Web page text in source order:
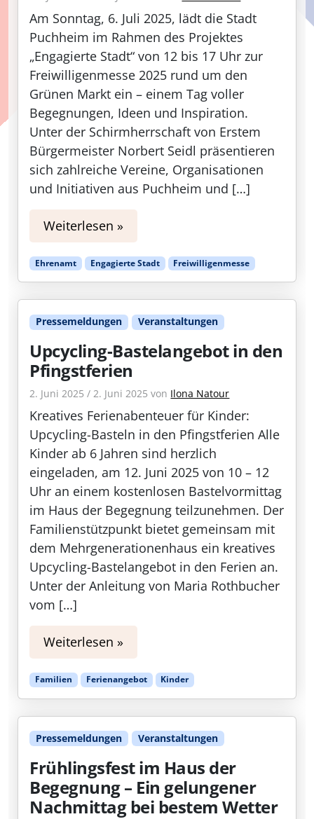
Am Sonntag, 6. Juli 2025, lädt die Stadt
Puchheim im Rahmen des Projektes
„Engagierte Stadt“ von 12 bis 17 Uhr zur
Freiwilligenmesse 2025 rund um den
Grünen Markt ein – einem Tag voller
Begegnungen, Ideen und Inspiration.
Unter der Schirmherrschaft von Erstem
Bürgermeister Norbert Seidl präsentieren
sich zahlreiche Vereine, Organisationen
und Initiativen aus Puchheim und […]
Weiterlesen »
Ehrenamt Engagierte Stadt Freiwilligenmesse
Pressemeldungen Veranstaltungen
Upcycling-Bastelangebot in den
Pfingstferien
2. Juni 2025 / 2. Juni 2025 von Ilona Natour
Kreatives Ferienabenteuer für Kinder:
Upcycling-Basteln in den Pfingstferien Alle
Kinder ab 6 Jahren sind herzlich
eingeladen, am 12. Juni 2025 von 10 – 12
Uhr an einem kostenlosen Bastelvormittag
im Haus der Begegnung teilzunehmen. Der
Familienstützpunkt bietet gemeinsam mit
dem Mehrgenerationenhaus ein kreatives
Upcycling-Bastelangebot in den Ferien an.
Unter der Anleitung von Maria Rothbucher
vom […]
Weiterlesen »
Familien Ferienangebot Kinder
Pressemeldungen Veranstaltungen
Frühlingsfest im Haus der
Begegnung – Ein gelungener
Nachmittag bei bestem Wetter